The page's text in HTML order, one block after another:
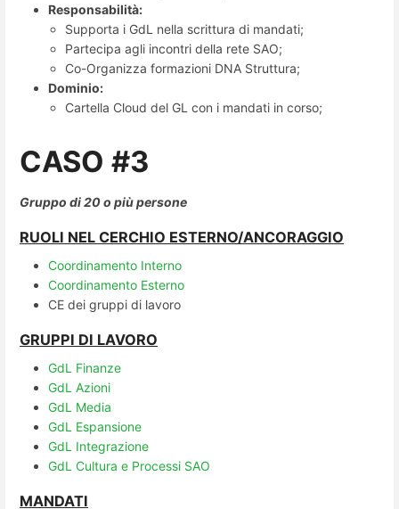
Responsabilità:
Supporta i GdL nella scrittura di mandati;
Partecipa agli incontri della rete SAO;
Co-Organizza formazioni DNA Struttura;
Dominio:
Cartella Cloud del GL con i mandati in corso;
CASO #3
Gruppo di 20 o più persone
RUOLI NEL CERCHIO ESTERNO/ANCORAGGIO
Coordinamento Interno
Coordinamento Esterno
CE dei gruppi di lavoro
GRUPPI DI LAVORO
GdL Finanze
GdL Azioni
GdL Media
GdL Espansione
GdL Integrazione
GdL Cultura e Processi SAO
MANDATI